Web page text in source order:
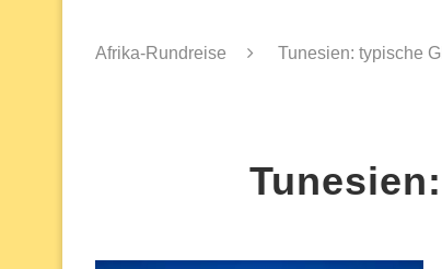
Afrika-Rundreise Tunesien: typische